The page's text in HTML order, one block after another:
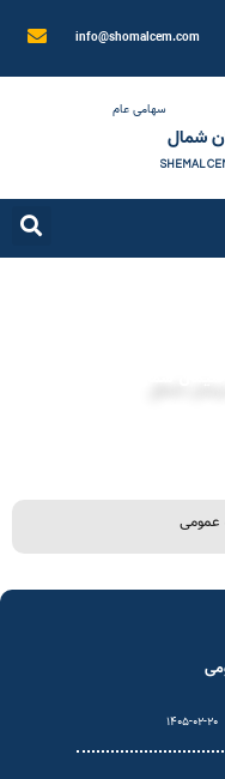
info@shomalcem.com
سهامی عام
شمال
SHEMAL
۱۴۰۵-۰۲-۲۰